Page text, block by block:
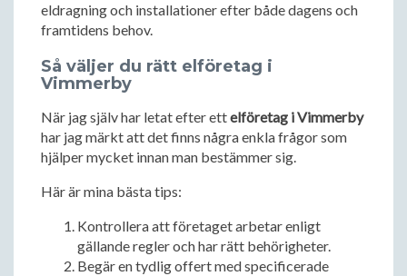
eldragning och installationer efter både dagens och
framtidens behov.
Så väljer du rätt elföretag i
Vimmerby
När jag själv har letat efter ettelföretag i Vimmerby
har jag märkt att det finns några enkla frågor som
hjälper mycket innan man bestämmer sig.
Här är mina bästa tips:
Kontrollera att företaget arbetar enligt
gällande regler och har rätt behörigheter.
Begär en tydlig offert med specificerade